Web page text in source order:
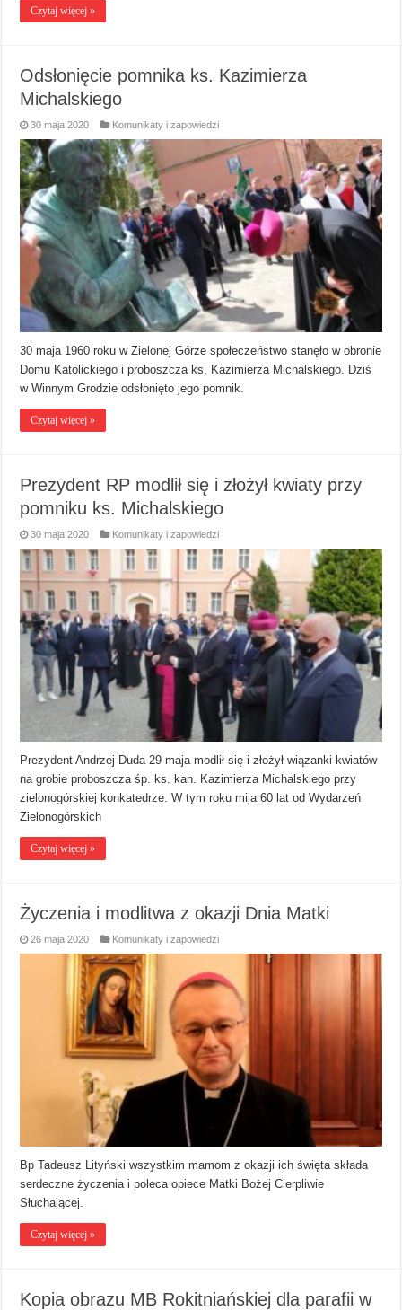
Czytaj więcej »
Odsłonięcie pomnika ks. Kazimierza
Michalskiego
30 maja 2020 Komunikaty i zapowiedzi
30 maja 1960 roku w Zielonej Górze społeczeństwo stanęło w obronie
Domu Katolickiego i proboszcza ks. Kazimierza Michalskiego. Dziś
w Winnym Grodzie odsłonięto jego pomnik.
Czytaj więcej »
Prezydent RP modlił się i złożył kwiaty przy
pomniku ks. Michalskiego
30 maja 2020 Komunikaty i zapowiedzi
Prezydent Andrzej Duda 29 maja modlił się i złożył wiązanki kwiatów
na grobie proboszcza śp. ks. kan. Kazimierza Michalskiego przy
zielonogórskiej konkatedrze. W tym roku mija 60 lat od Wydarzeń
Zielonogórskich
Czytaj więcej »
Życzenia i modlitwa z okazji Dnia Matki
26 maja 2020 Komunikaty i zapowiedzi
Bp Tadeusz Lityński wszystkim mamom z okazji ich święta składa
serdeczne życzenia i poleca opiece Matki Bożej Cierpliwie
Słuchającej.
Czytaj więcej »
Kopia obrazu MB Rokitniańskiej dla parafii w